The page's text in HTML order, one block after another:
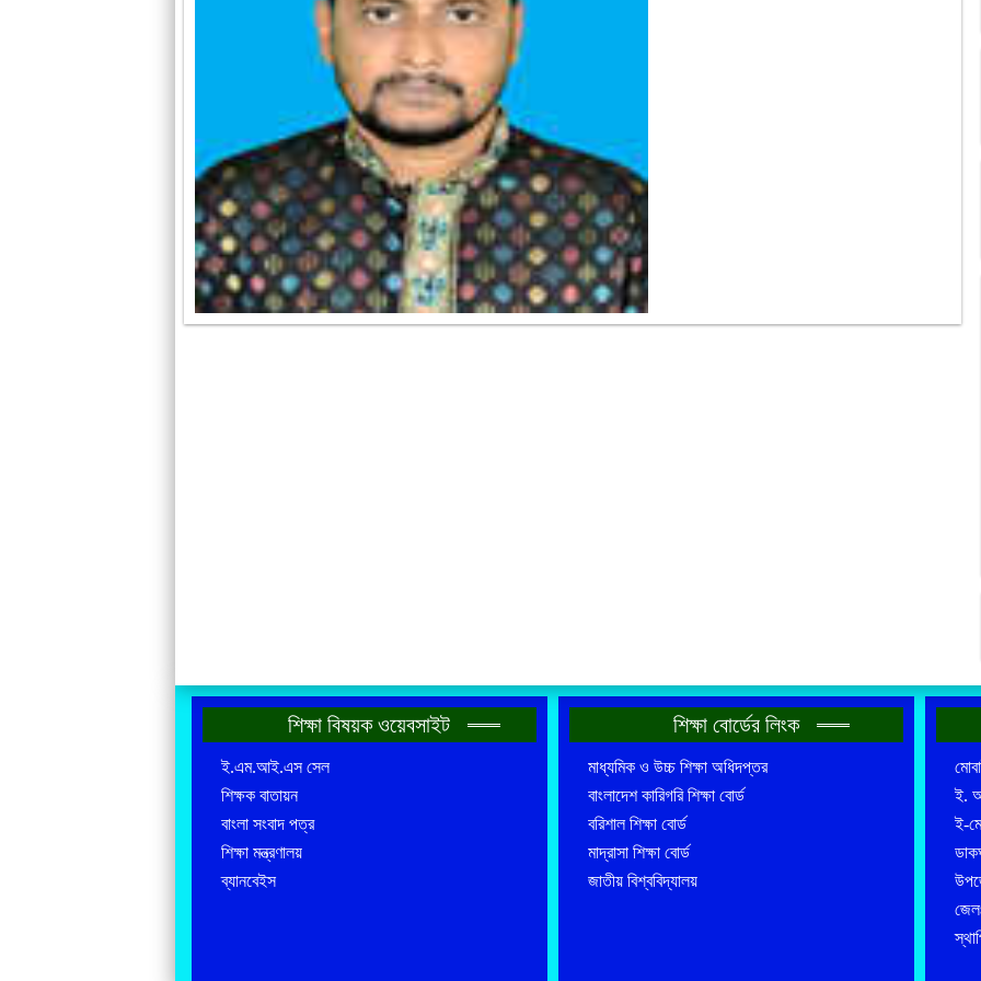
শিক্ষা বিষয়ক ওয়েবসাইট
ই.এম.আই.এস সেল
শিক্ষক বাতায়ন
বাংলা সংবাদ পত্র
শিক্ষা মন্ত্রণালয়
ব্যানবেইস
শিক্ষা বোর্ডের লিংক
মাধ্যমিক ও উচ্চ শিক্ষা অধিদপ্তর
বাংলাদেশ কারিগরি শিক্ষা বোর্ড
বরিশাল শিক্ষা বোর্ড
মাদ্রাসা শিক্ষা বোর্ড
জাতীয় বিশ্ববিদ্যালয়
ই.
ই-